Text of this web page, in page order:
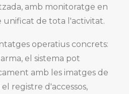
amb monitoratge en
unificat de tota l'activitat.
operatius concrets:
el sistema pot
amb les imatges de
registre d'accessos,